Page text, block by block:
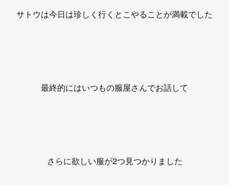
サトウは今日は珍しく行くとこやることが満載でした
最終的にはいつもの服屋さんでお話して
さらに欲しい服が2つ見つかりました